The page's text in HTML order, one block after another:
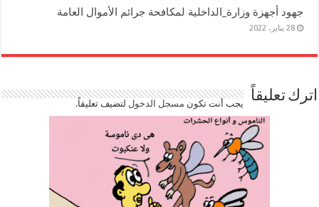
جهود أجهزة وزارة_الداخلية لمكافحة جرائم الأموال العامة
28 يناير، 2022
اترك تعليقاً يجب أنت تكون مسجل الدخوللتضيف تعليقاً.